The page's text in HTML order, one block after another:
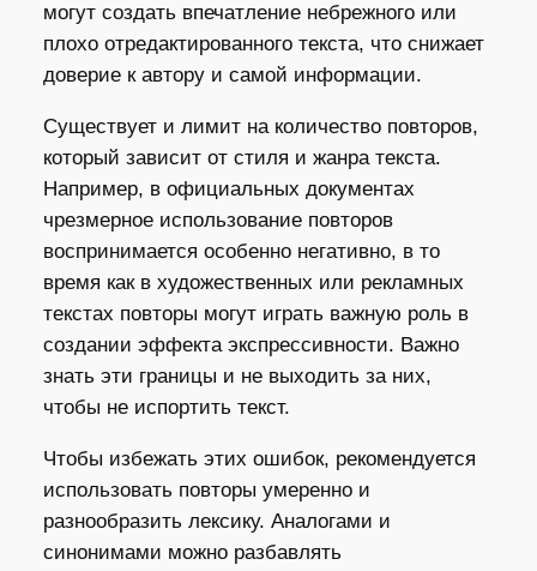
могут создать впечатление небрежного или
плохо отредактированного текста, что снижает
доверие к автору и самой информации.
Существует и лимит на количество повторов,
который зависит от стиля и жанра текста.
Например, в официальных документах
чрезмерное использование повторов
воспринимается особенно негативно, в то
время как в художественных или рекламных
текстах повторы могут играть важную роль в
создании эффекта экспрессивности. Важно
знать эти границы и не выходить за них,
чтобы не испортить текст.
Чтобы избежать этих ошибок, рекомендуется
использовать повторы умеренно и
разнообразить лексику. Аналогами и
синонимами можно разбавлять